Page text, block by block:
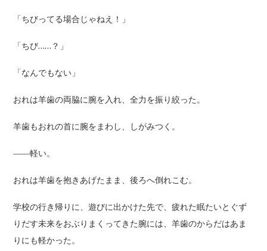
「ちびってる場合じゃねえ！」
「ちび……？」
「なんでもない」
おれは羊歯の両脇に腕を入れ、全力を振り絞った。
羊歯もおれの首に腕をまわし、しがみつく。
――軽い。
おれは羊歯を抱きあげたまま、後ろへ倒れこむ。
学校の行き帰りに、遊びに出かけた先で、疲れた眠たいとぐず
りだす未来をおぶりまくってきた腕には、羊歯のからだはあま
りにも軽かった。